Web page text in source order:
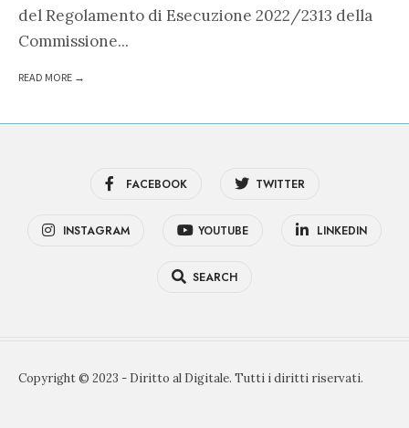
del Regolamento di Esecuzione 2022/2313 della
Commissione...
READ MORE →
FACEBOOK TWITTER
INSTAGRAM YOUTUBE LINKEDIN
SEARCH
Copyright © 2023 - Diritto al Digitale. Tutti i diritti riservati.